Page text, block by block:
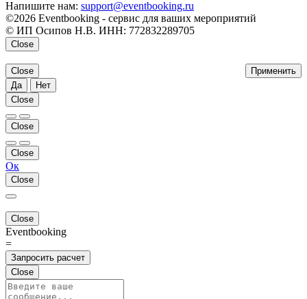
Напишите нам: support@eventbooking.ru
©2026 Eventbooking - сервис для ваших мероприятий
© ИП Осипов Н.В. ИНН: 772832289705
Close
Применить
Close
Да
Нет
Close
Close
Close
Ок
Close
Close
Eventbooking
=
Запросить расчет
Close